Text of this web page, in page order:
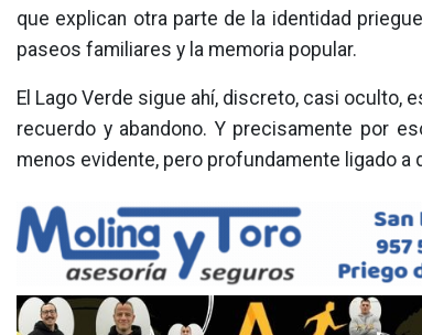
que explican otra parte de la identidad
paseos familiares y la memoria popular.
El Lago Verde sigue ahí, discreto, casi oculto,
recuerdo y abandono. Y precisamente por
menos evidente, pero profundamente ligado a